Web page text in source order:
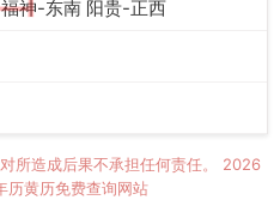
神-东南 阳贵-正西
所造成后果不承担任何责任。 2026
历黄历免费查询网站